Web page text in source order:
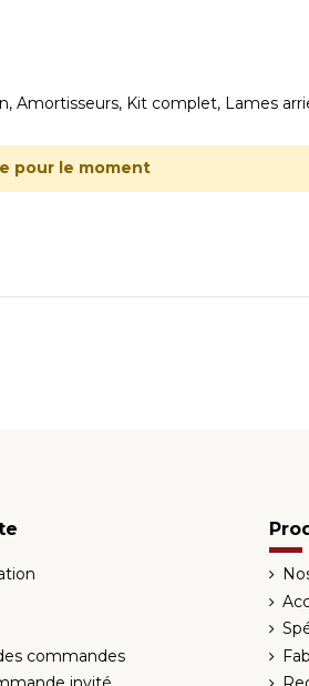
Amortisseurs, Kit complet, Lames
pour le moment
commandes